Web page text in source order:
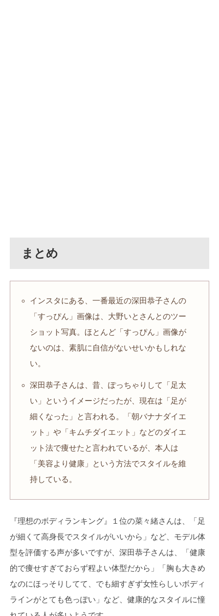
まとめ
インスタにある、一番最近の深田恭子さんの
「すっぴん」画像は、大野いとさんとのツー
ショット写真。ほとんど「すっぴん」画像が
ないのは、素肌に自信がないせいかもしれな
い。
深田恭子さんは、昔、ぽっちゃりして「足太
い」というイメージだったが、現在は「足が
細くなった」と言われる。「朝バナナダイエ
ット」や「キムチダイエット」などのダイエ
ット法で痩せたと言われているが、本人は
「美容より健康」という方法でスタイルを維
持している。
『理想のボディランキング』１位の菜々緒さんは、「足
が細くて高身長でスタイルがいいから」など、モデル体
型を評価する声が多いですが、深田恭子さんは、「健康
的で痩せすぎておらず程よい体型だから」「胸も大きめ
なのにほっそりしてて、でも細すぎず女性らしいボディ
ラインがとても色っぽい」など、健康的なスタイルに憧